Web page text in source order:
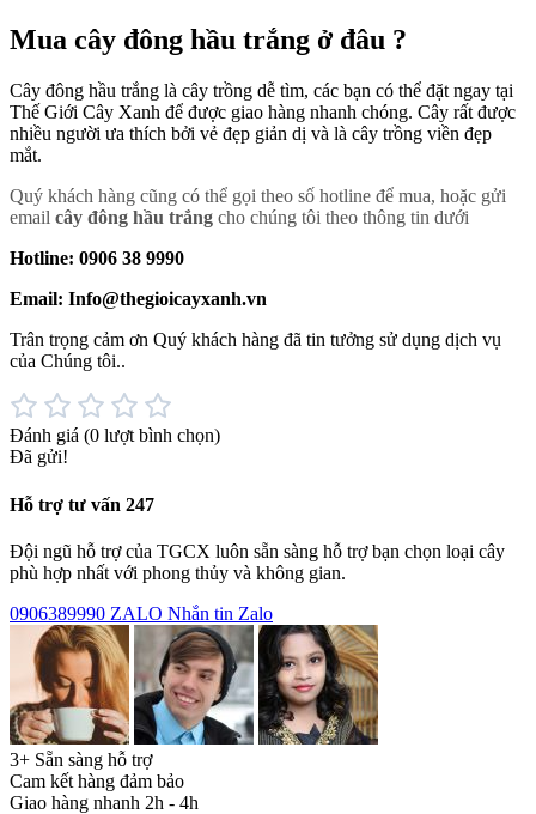
Mua cây đông hầu trắng ở đâu ?
Cây đông hầu trắng là cây trồng dễ tìm, các bạn có thể đặt ngay tại
Thế Giới Cây Xanh để được giao hàng nhanh chóng. Cây rất được
nhiều người ưa thích bởi vẻ đẹp giản dị và là cây trồng viền đẹp
mắt.
Quý khách hàng cũng có thể gọi theo số hotline để mua, hoặc gửi
email cây đông hầu trắng cho chúng tôi theo thông tin dưới
Hotline: 0906 38 9990
Email: Info@thegioicayxanh.vn
Trân trọng cảm ơn Quý khách hàng đã tin tưởng sử dụng dịch vụ
của Chúng tôi..
Đánh giá (0 lượt bình chọn)
Đã gửi!
Hỗ trợ tư vấn 247
Đội ngũ hỗ trợ của TGCX luôn sẵn sàng hỗ trợ bạn chọn loại cây
phù hợp nhất với phong thủy và không gian.
0906389990 ZALO Nhắn tin Zalo
3+ Sẵn sàng hỗ trợ
Cam kết hàng đảm bảo
Giao hàng nhanh 2h - 4h